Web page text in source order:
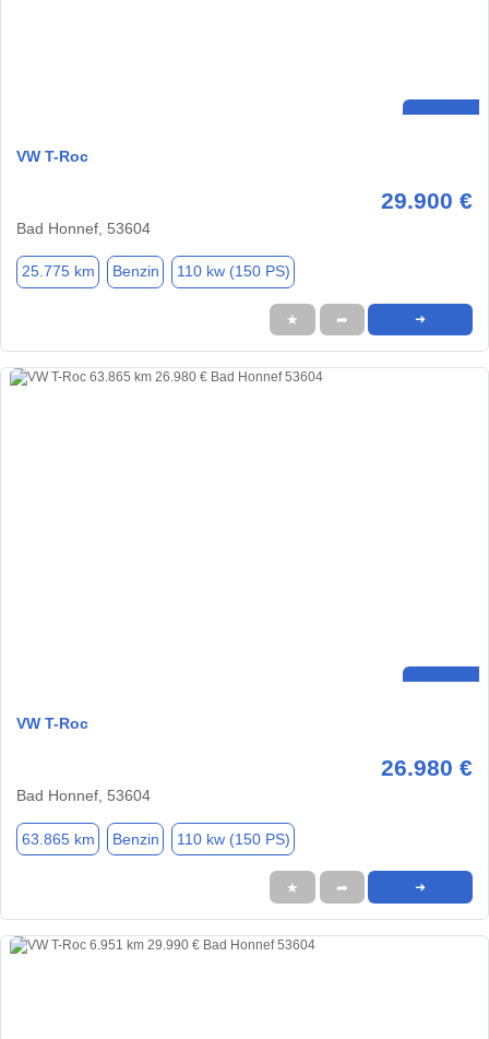
VW T-Roc
29.900 €
Bad Honnef, 53604
25.775 km Benzin 110 kw (150 PS)
★ ➦ ➜
VW T-Roc
26.980 €
Bad Honnef, 53604
63.865 km Benzin 110 kw (150 PS)
★ ➦ ➜